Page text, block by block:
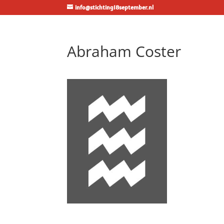
info@stichting18september.nl
Abraham Coster